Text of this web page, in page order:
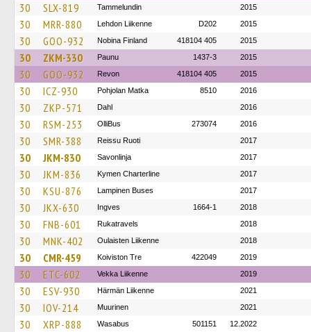
30 SLX-819 Tammelundin 2015
30 MRR-880 Lehdon Liikenne D202 2015
30 GOO-932 Nobina Finland 418104 405 2015
30 ZKM-330 Paunu 1437-3 2015
30 GOO-932 Revon 418104 405 2015
30 ICZ-930 Pohjolan Matka 8510 2016
30 ZKP-571 Dahl 2016
30 RSM-253 OlliBus 273074 2016
30 SMR-388 Reissu Ruoti 2017
30 JKM-830 Savonlinja 2017
30 JKM-836 Kymen Charterline 2017
30 KSU-876 Lampinen Buses 2017
30 JKX-630 Ingves 1664-1 2018
30 FNB-601 Rukatravels 2018
30 MNK-402 Oulaisten Liikenne 2018
30 CMR-459 Koiviston Tre 422049 2019
30 ETC-602 Vekka Liikenne 2019
30 ESV-930 Härmän Liikenne 2021
30 IOV-214 Muurinen 2021
30 XRP-888 Wasabus 501151 12.2022